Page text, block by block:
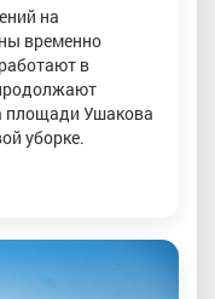
на
временно
в
площади Ушакова
уборке.